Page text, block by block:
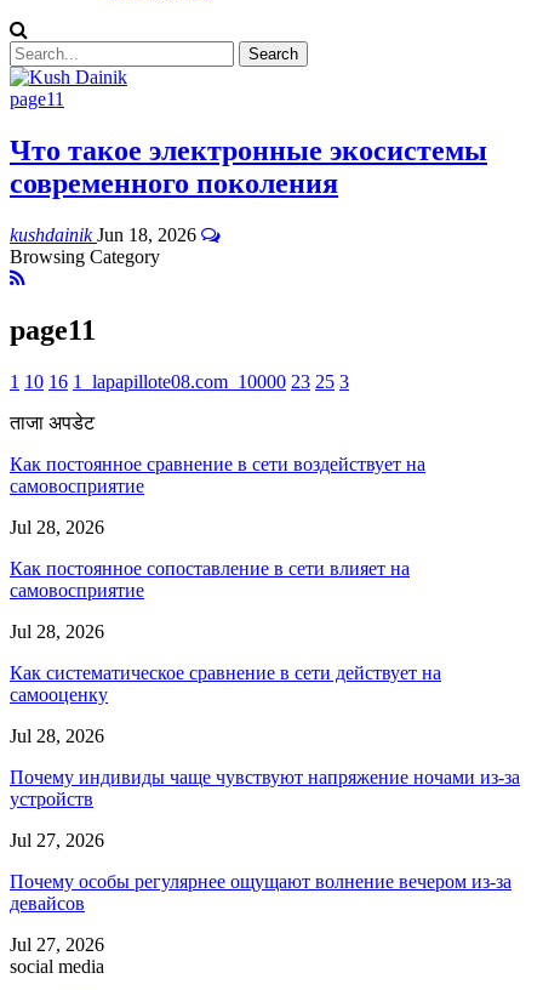
page11
Что такое электронные экосистемы
современного поколения
kushdainikJun 18, 2026
Browsing Category
page11
1 10 16 1_lapapillote08.com_10000 23 25 3
ताजा अपडेट
Как постоянное сравнение в сети воздействует на
самовосприятие
Jul 28, 2026
Как постоянное сопоставление в сети влияет на
самовосприятие
Jul 28, 2026
Как систематическое сравнение в сети действует на
самооценку
Jul 28, 2026
Почему индивиды чаще чувствуют напряжение ночами из-за
устройств
Jul 27, 2026
Почему особы регулярнее ощущают волнение вечером из-за
девайсов
Jul 27, 2026
social media